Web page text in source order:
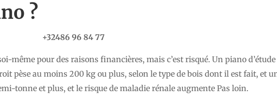
?
+32486 96 84 77
même pour des raisons financières, mais c’est risqué. Un piano d’étude
pèse au moins 200 kg ou plus, selon le type de bois dont il est fait, et
tonne et plus, et le risque de maladie rénale augmente Pas loin.